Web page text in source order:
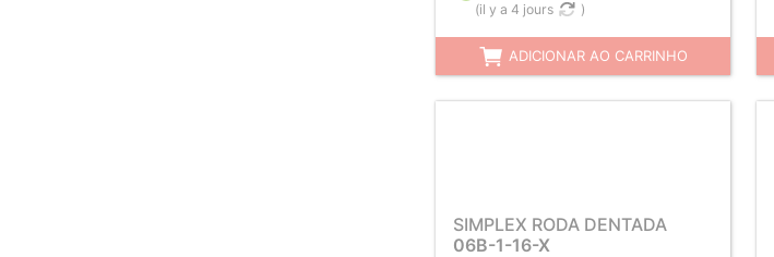
(il y a 4 jours )
ADICIONAR AO CARRINHO
SIMPLEX RODA DENTADA
06B-1-16-X